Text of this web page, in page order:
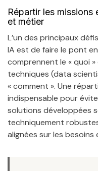
Répartir les missions
et métier
L’un des principaux
IA est de faire le pont
comprennent le « quoi
techniques (data
« comment ». Une
indispensable pour
solutions développées
techniquement
alignées sur les